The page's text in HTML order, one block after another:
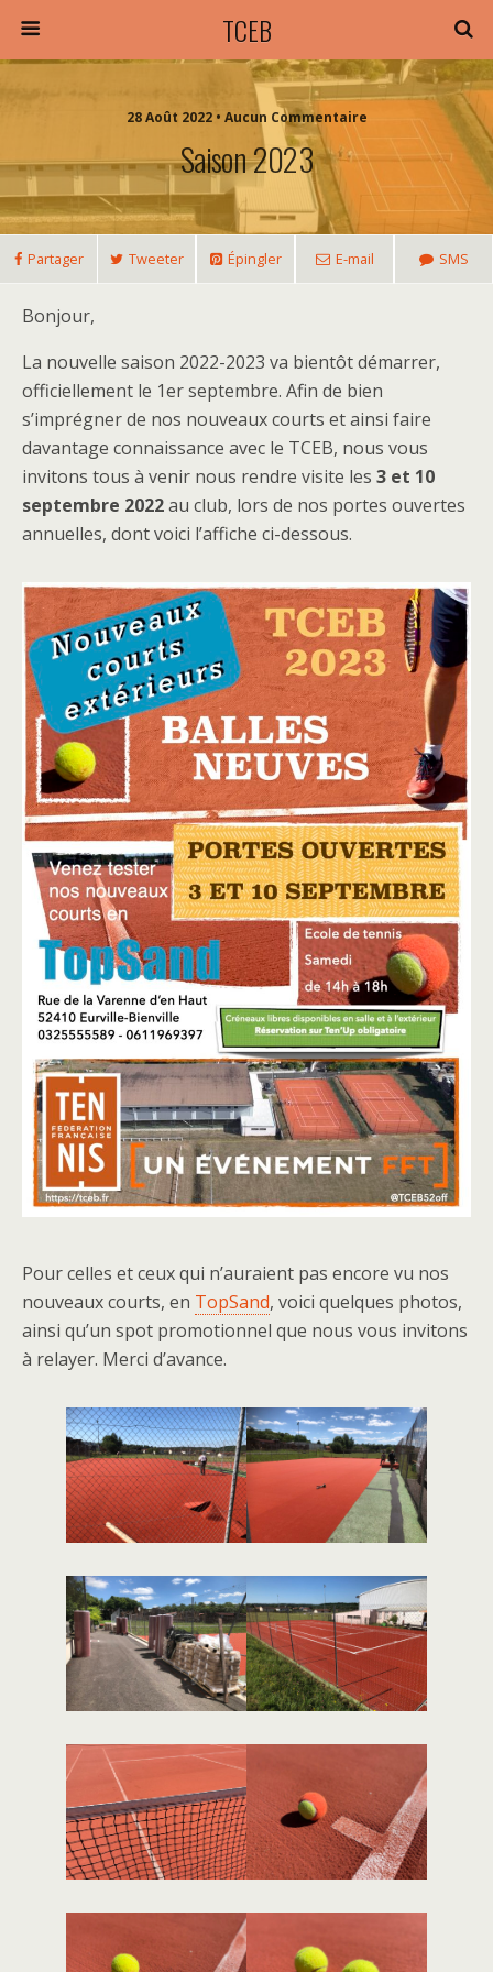
TCEB
28 Août 2022 • Aucun Commentaire
Saison 2023
Partager Tweeter Épingler E-mail SMS
Bonjour,
La nouvelle saison 2022-2023 va bientôt démarrer,
officiellement le 1er septembre. Afin de bien
s’imprégner de nos nouveaux courts et ainsi faire
davantage connaissance avec le TCEB, nous vous
invitons tous à venir nous rendre visite les 3 et 10
septembre 2022au club, lors de nos portes ouvertes
annuelles, dont voici l’affiche ci-dessous.
Pour celles et ceux qui n’auraient pas encore vu nos
nouveaux courts, en TopSand, voici quelques photos,
ainsi qu’un spot promotionnel que nous vous invitons
à relayer. Merci d’avance.